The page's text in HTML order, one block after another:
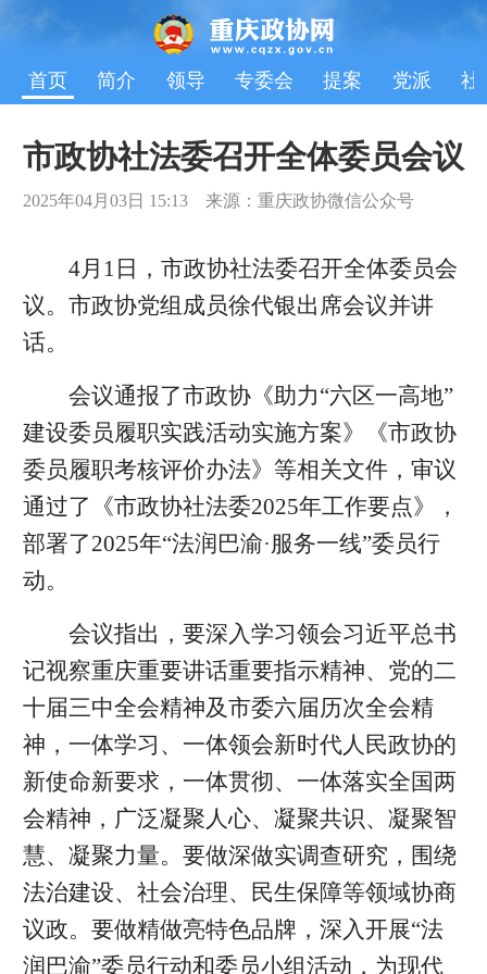
首页 简介 领导 专委会 提案 党派 社
市政协社法委召开全体委员会议
2025年04月03日 15:13 来源：重庆政协微信公众号
4月1日，市政协社法委召开全体委员会
议。市政协党组成员徐代银出席会议并讲
话。
会议通报了市政协《助力“六区一高地”
建设委员履职实践活动实施方案》《市政协
委员履职考核评价办法》等相关文件，审议
通过了《市政协社法委2025年工作要点》，
部署了2025年“法润巴渝·服务一线”委员行
动。
会议指出，要深入学习领会习近平总书
记视察重庆重要讲话重要指示精神、党的二
十届三中全会精神及市委六届历次全会精
神，一体学习、一体领会新时代人民政协的
新使命新要求，一体贯彻、一体落实全国两
会精神，广泛凝聚人心、凝聚共识、凝聚智
慧、凝聚力量。要做深做实调查研究，围绕
法治建设、社会治理、民生保障等领域协商
议政。要做精做亮特色品牌，深入开展“法
润巴渝”委员行动和委员小组活动，为现代